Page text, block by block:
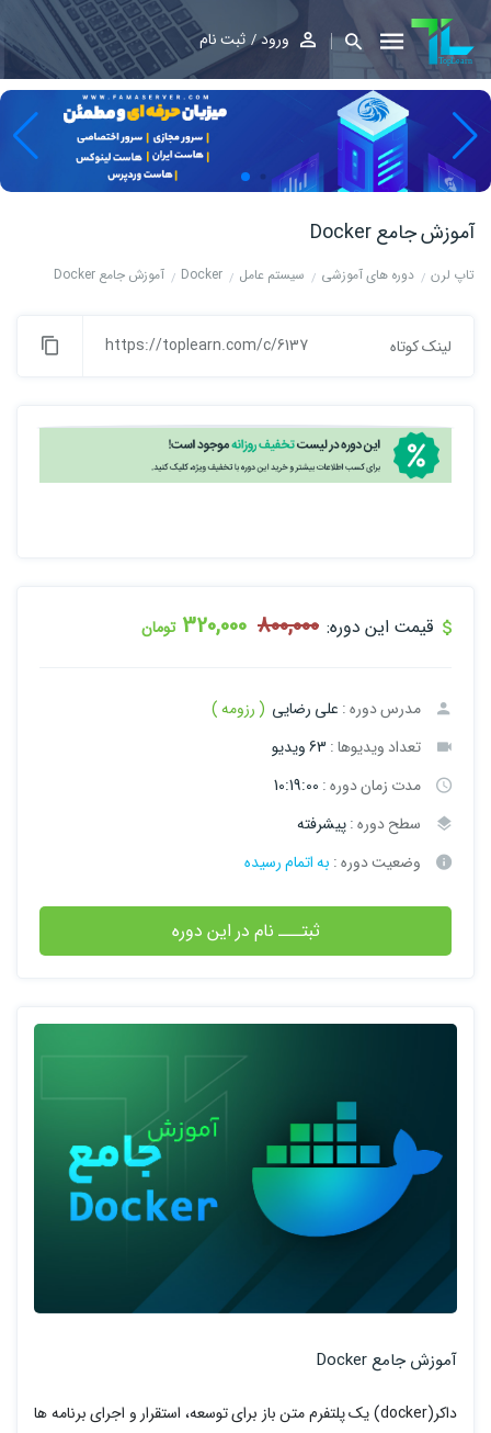
ورود ثبت نام
آموزش جامع Docker
تاپ لرن دوره های آموزشی سیستم عامل Docker آموزش جامع Docker
لینک کوتاه https://toplearn.com/c/6137
قیمت این دوره: 800,000
320,000 تومان
مدرس دوره : علی رضایی ( رزومه )
تعداد ویدیوها : 63 ویدیو
مدت زمان دوره : 10:19:00
سطح دوره :پیشرفته
وضعیت دوره : به اتمام رسیده
ثبتـــ نام در این دوره
آموزش جامع Docker
داکر(docker) یک پلتفرم متن باز برای توسعه، استقرار و اجرای برنامه ها